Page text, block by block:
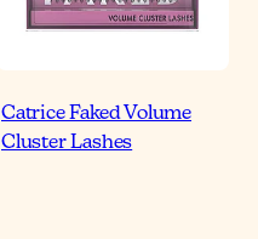
Catrice Faked Volume
Cluster Lashes